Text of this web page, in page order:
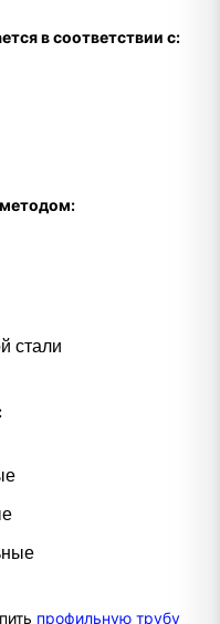
в соответствии с:
стали
профильную трубу